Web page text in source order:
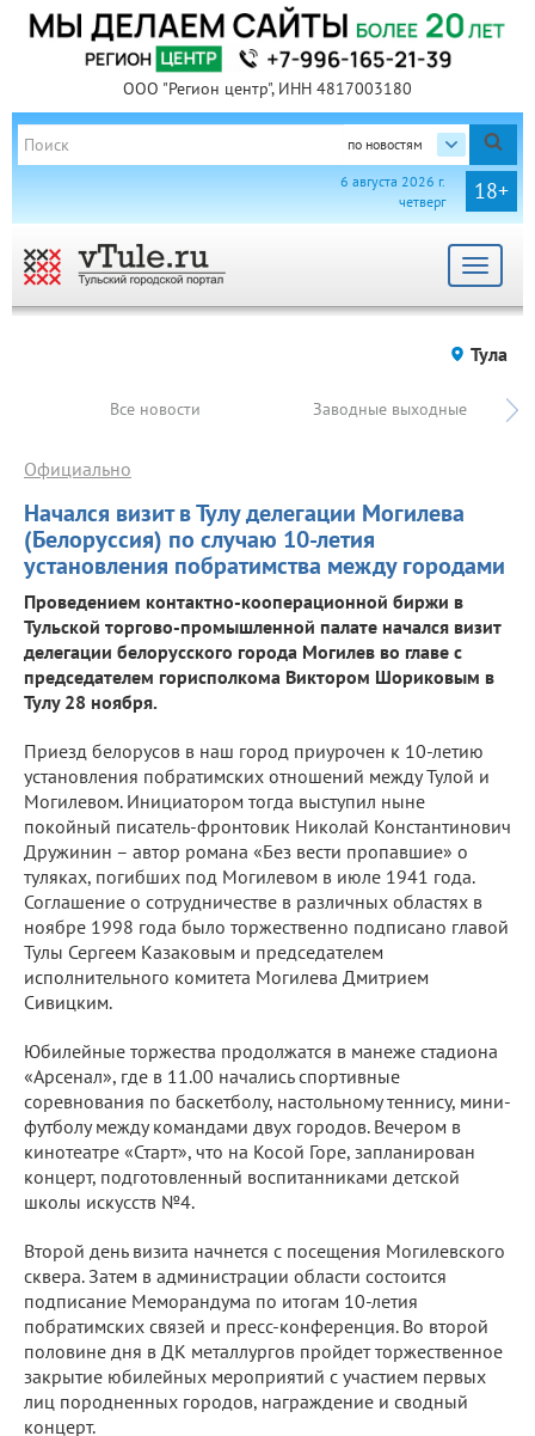
ООО "Регион центр", ИНН 4817003180
по новостям
18+
6 августа 2026 г.
четверг
Toggle
Тула
Все новости Заводные выходные
Начался визит в Тулу делегации Могилева
(Белоруссия) по случаю 10-летия
установления побратимства между городами
Официально
Проведением контактно-кооперационной биржи в
Тульской торгово-промышленной палате начался визит
делегации белорусского города Могилев во главе с
председателем горисполкома Виктором Шориковым в
Тулу 28 ноября.
Приезд белорусов в наш город приурочен к 10-летию
установления побратимских отношений между Тулой и
Могилевом. Инициатором тогда выступил ныне
покойный писатель-фронтовик Николай Константинович
Дружинин – автор романа «Без вести пропавшие» о
туляках, погибших под Могилевом в июле 1941 года.
Соглашение о сотрудничестве в различных областях в
ноябре 1998 года было торжественно подписано главой
Тулы Сергеем Казаковым и председателем
исполнительного комитета Могилева Дмитрием
Сивицким.
Юбилейные торжества продолжатся в манеже стадиона
«Арсенал», где в 11.00 начались спортивные
соревнования по баскетболу, настольному теннису, мини-
футболу между командами двух городов. Вечером в
кинотеатре «Старт», что на Косой Горе, запланирован
концерт, подготовленный воспитанниками детской
школы искусств №4.
Второй день визита начнется с посещения Могилевского
сквера. Затем в администрации области состоится
подписание Меморандума по итогам 10-летия
побратимских связей и пресс-конференция. Во второй
половине дня в ДК металлургов пройдет торжественное
закрытие юбилейных мероприятий с участием первых
лиц породненных городов, награждение и сводный
концерт.